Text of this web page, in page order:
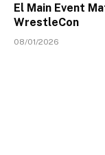
El Main Event
WrestleCon
08/01/2026